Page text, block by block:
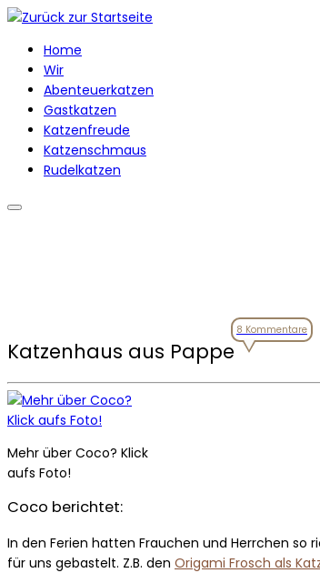
Zum
springenHome
Wir
Abenteuerkatzen
Gastkatzen
Katzenfreude
Katzenschmaus
Rudelkatzen
Katzenhaus aus Pappe
8 Kommentare
Mehr über Coco? Klick
aufs Foto!
Coco berichtet:
In den Ferien hatten Frauchen und Herrchen so
für uns gebastelt. Z.B. den Origami Frosch als